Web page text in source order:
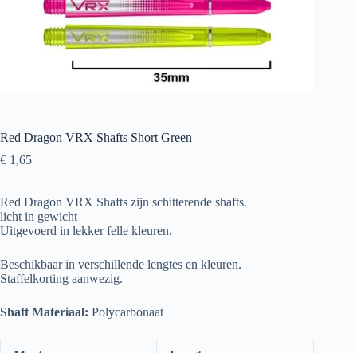
Red Dragon VRX Shafts Short Green
€ 1,65
Red Dragon VRX Shafts zijn schitterende shafts.
licht in gewicht
Uitgevoerd in lekker felle kleuren.
Beschikbaar in verschillende lengtes en kleuren.
Staffelkorting aanwezig.
Shaft Materiaal: Polycarbonaat